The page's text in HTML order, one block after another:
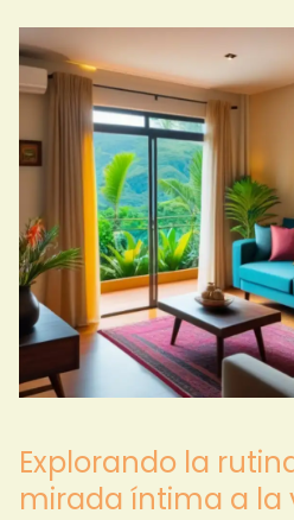
Explorando la
mirada íntima a la